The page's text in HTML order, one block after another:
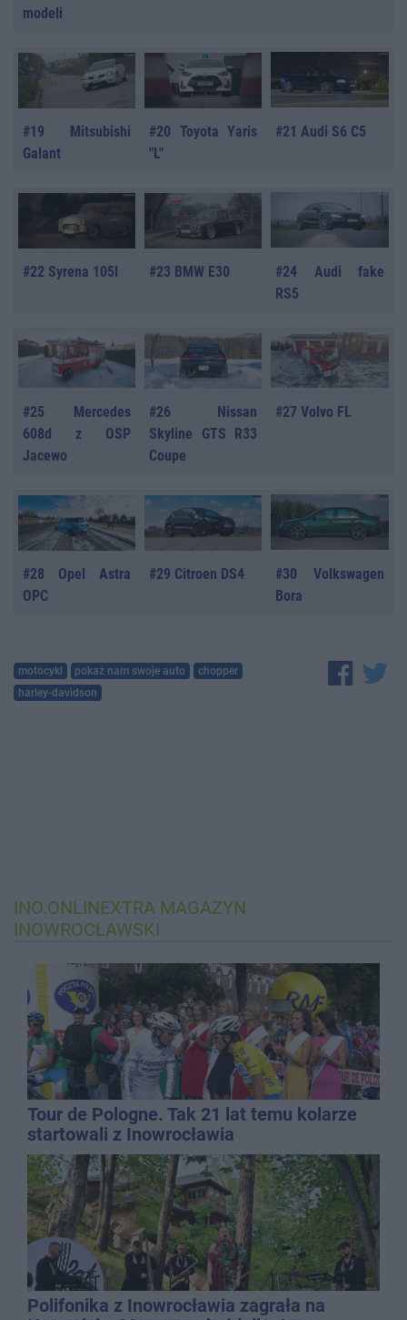
modeli
#19 Mitsubishi
Galant
#20 Toyota Yaris
"L"
#21 Audi S6 C5
#22 Syrena 105l #23 BMW E30
#24 Audi fake
RS5
#25 Mercedes
608d z OSP
Jacewo
#26 Nissan
Skyline GTS R33
Coupe
#27 Volvo FL
#28 Opel Astra
OPC
#29 Citroen DS4
#30 Volkswagen
Bora
motocykl pokaż nam swoje auto
chopper
harley-davidson
INO.ONLINEXTRA MAGAZYN
INOWROCŁAWSKI
Tour de Pologne. Tak 21 lat temu kolarze
startowali z Inowrocławia
Polifonika z Inowrocławia zagrała na